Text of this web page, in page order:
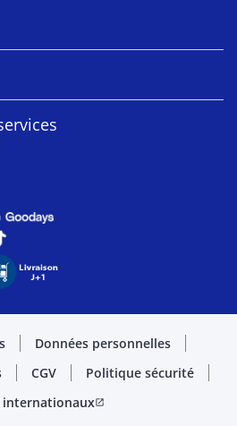
Données personnelles
CGV
Politique sécurité
internationauxopen_in_new